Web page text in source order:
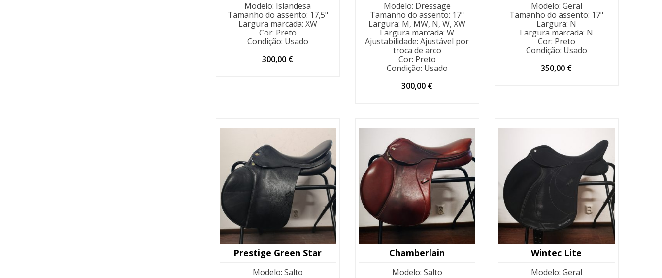
Modelo: Islandesa
Tamanho do assento: 17,5"
Largura marcada: XW
Cor: Preto
Condição: Usado
300,00 €
Modelo: Dressage
Tamanho do assento: 17"
Largura: M, MW, N, W, XW
Largura marcada:W
Ajustabilidade:Ajustável por
troca de arco
Cor: Preto
Condição: Usado
300,00 €
Modelo: Geral
Tamanho do assento: 17"
Largura: N
Largura marcada: N
Cor: Preto
Condição: Usado
350,00 €
Prestige Green Star
Modelo: Salto
Chamberlain
Modelo: Salto
Wintec Lite
Modelo: Geral